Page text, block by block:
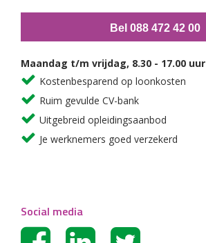
Bel 088 472 42 00
Maandag t/m vrijdag, 8.30 - 17.00 uur
Kostenbesparend op loonkosten
Ruim gevulde CV-bank
Uitgebreid opleidingsaanbod
Je werknemers goed verzekerd
Social media